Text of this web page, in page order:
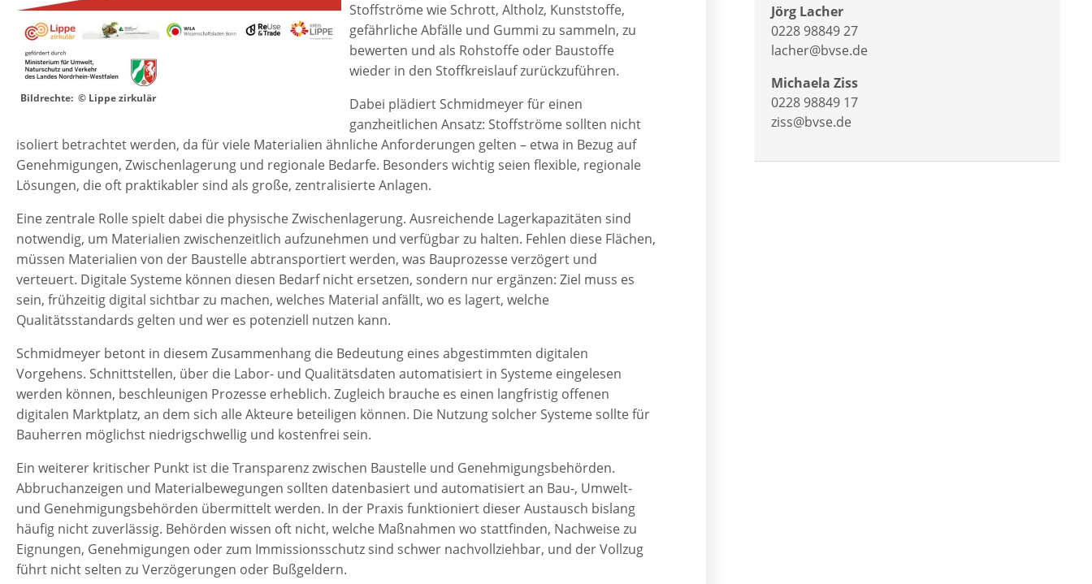
Bildrechte: © Lippe zirkulär
Stoffströme wie Schrott, Altholz, Kunststoffe,
gefährliche Abfälle und Gummi zu sammeln, zu
bewerten und als Rohstoffe oder Baustoffe
wieder in den Stoffkreislauf zurückzuführen.
Dabei plädiert Schmidmeyer für einen
ganzheitlichen Ansatz: Stoffströme sollten nicht
isoliert betrachtet werden, da für viele Materialien ähnliche Anforderungen gelten – etwa in Bezug auf
Genehmigungen, Zwischenlagerung und regionale Bedarfe. Besonders wichtig seien flexible, regionale
Lösungen, die oft praktikabler sind als große, zentralisierte Anlagen.
Eine zentrale Rolle spielt dabei die physische Zwischenlagerung. Ausreichende Lagerkapazitäten sind
notwendig, um Materialien zwischenzeitlich aufzunehmen und verfügbar zu halten. Fehlen diese Flächen,
müssen Materialien von der Baustelle abtransportiert werden, was Bauprozesse verzögert und
verteuert. Digitale Systeme können diesen Bedarf nicht ersetzen, sondern nur ergänzen: Ziel muss es
sein, frühzeitig digital sichtbar zu machen, welches Material anfällt, wo es lagert, welche
Qualitätsstandards gelten und wer es potenziell nutzen kann.
Schmidmeyer betont in diesem Zusammenhang die Bedeutung eines abgestimmten digitalen
Vorgehens. Schnittstellen, über die Labor- und Qualitätsdaten automatisiert in Systeme eingelesen
werden können, beschleunigen Prozesse erheblich. Zugleich brauche es einen langfristig offenen
digitalen Marktplatz, an dem sich alle Akteure beteiligen können. Die Nutzung solcher Systeme sollte für
Bauherren möglichst niedrigschwellig und kostenfrei sein.
Ein weiterer kritischer Punkt ist die Transparenz zwischen Baustelle und Genehmigungsbehörden.
Abbruchanzeigen und Materialbewegungen sollten datenbasiert und automatisiert an Bau-, Umwelt-
und Genehmigungsbehörden übermittelt werden. In der Praxis funktioniert dieser Austausch bislang
häufig nicht zuverlässig. Behörden wissen oft nicht, welche Maßnahmen wo stattfinden, Nachweise zu
Eignungen, Genehmigungen oder zum Immissionsschutz sind schwer nachvollziehbar, und der Vollzug
führt nicht selten zu Verzögerungen oder Bußgeldern.
Jörg Lacher
0228 98849 27
lacher@bvse.de
Michaela Ziss
0228 98849 17
ziss@bvse.de